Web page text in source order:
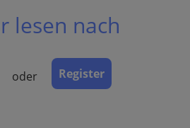
lesen nach
oder Register